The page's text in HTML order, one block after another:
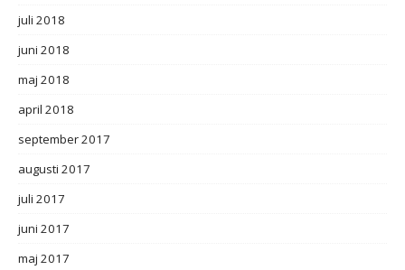
juli 2018
juni 2018
maj 2018
april 2018
september 2017
augusti 2017
juli 2017
juni 2017
maj 2017